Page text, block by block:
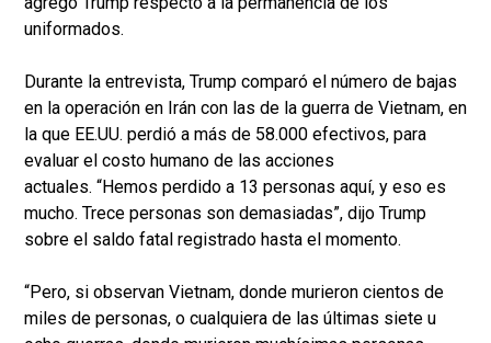
uniformados.
Durante la entrevista, Trump comparó el número de bajas
en la operación en Irán con las de la guerra de Vietnam, en
la que EE.UU. perdió a más de 58.000 efectivos, para
evaluar el costo humano de las acciones
actuales. “Hemos perdido a 13 personas aquí, y eso es
mucho. Trece personas son demasiadas”, dijo Trump
sobre el saldo fatal registrado hasta el momento.
“Pero, si observan Vietnam, donde murieron cientos de
miles de personas, o cualquiera de las últimas siete u